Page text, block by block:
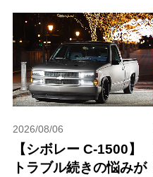
2026/08/06
【シボレー C-1500】
トラブル続きの悩みが